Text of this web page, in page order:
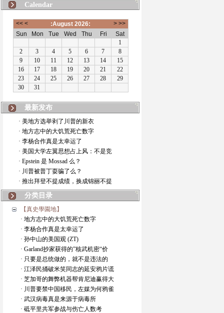
Calendar
最新发布
· 美地方选举剥了川普的新衣
· 地方志中的大饥荒死亡数字
· 李杨合作真是太幸运了
· 美国大学左翼思想占上风：不是竞
· Epstein 是 Mossad 么？
· 川普被普丁耍骗了么？
· 推出拜登不提成绩，换成锦丽不提
分类目录
【真史學園地】
· 地方志中的大饥荒死亡数字
· 李杨合作真是太幸运了
· 孙中山的美国观 (ZT)
· Garland抄家获得的”核武机密“价
· 只要是总统做的，就不是违法的
· 江泽民捅破米笑同志的延安鸦片谎
· 芝加哥的舞弊机器帮肯尼迪赢得大
· 川普要禁中国移民，左媒为何鸦雀
· 武汉病毒真是来源于病毒所
· 砥平里共军参战与伤亡人数考